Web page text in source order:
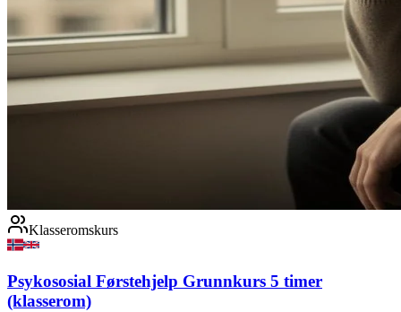
Klasseromskurs
Psykososial Førstehjelp Grunnkurs 5 timer
(klasserom)